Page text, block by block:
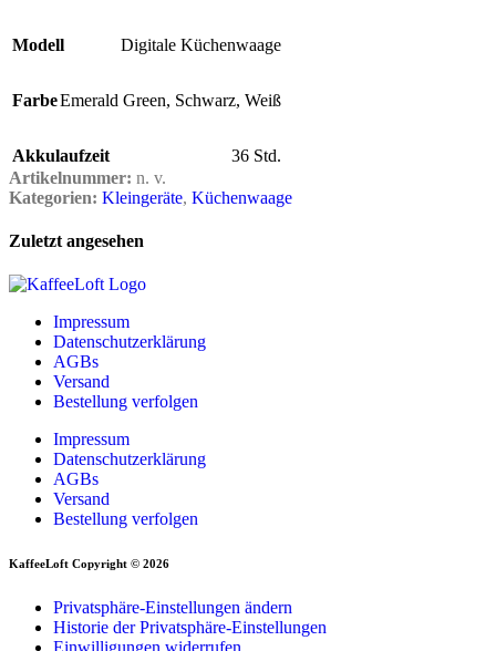
Modell Digitale Küchenwaage
FarbeEmerald Green, Schwarz, Weiß
Akkulaufzeit
36 Std.
Artikelnummer: n. v.
Kategorien: Kleingeräte, Küchenwaage
Zuletzt angesehen
Impressum
Datenschutzerklärung
AGBs
Versand
Bestellung verfolgen
Impressum
Datenschutzerklärung
AGBs
Versand
Bestellung verfolgen
KaffeeLoft Copyright © 2026
Privatsphäre-Einstellungen ändern
Historie der Privatsphäre-Einstellungen
Einwilligungen widerrufen